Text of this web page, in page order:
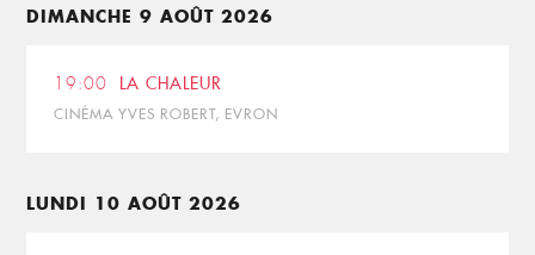
DIMANCHE 9 AOÛT 2026
19:00 LA CHALEUR
CINÉMA YVES ROBERT, EVRON
LUNDI 10 AOÛT 2026